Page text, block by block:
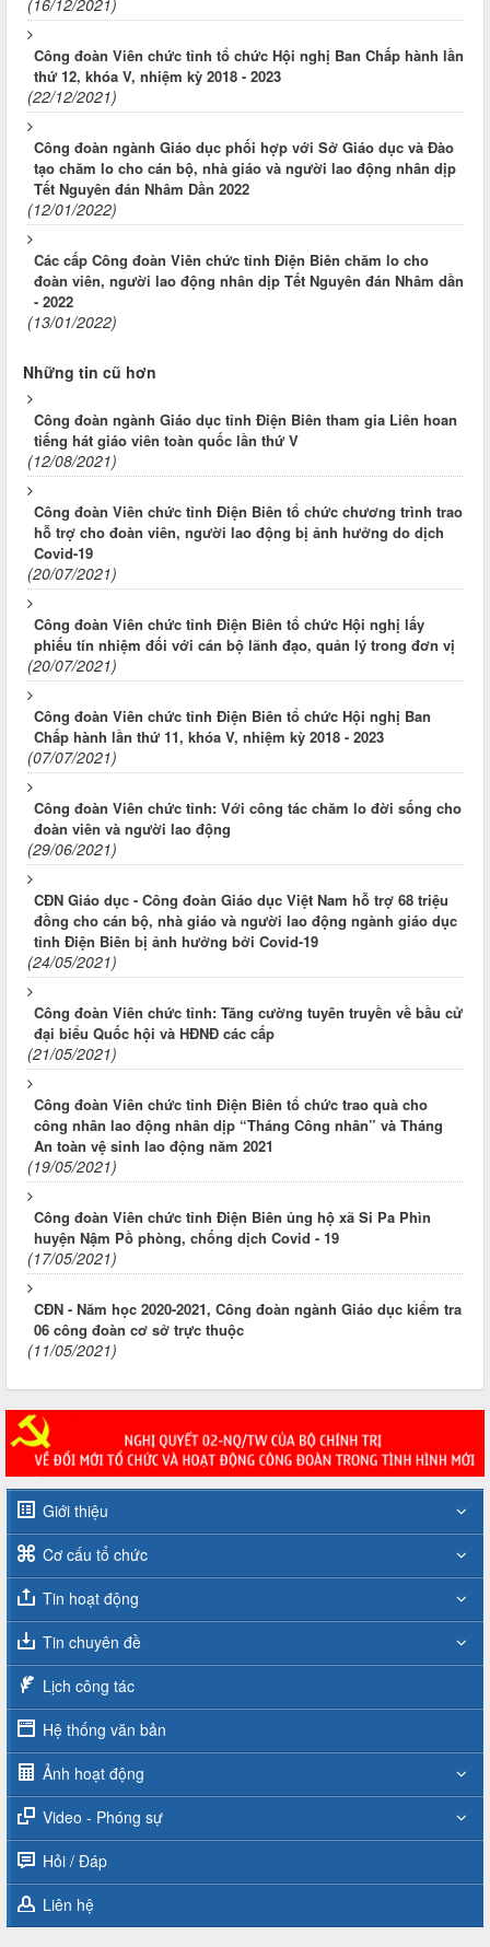
(16/12/2021)
Công đoàn Viên chức tỉnh tổ chức Hội nghị Ban Chấp hành lần
thứ 12, khóa V, nhiệm kỳ 2018 - 2023
(22/12/2021)
Công đoàn ngành Giáo dục phối hợp với Sở Giáo dục và Đào
tạo chăm lo cho cán bộ, nhà giáo và người lao động nhân dịp
Tết Nguyên đán Nhâm Dần 2022
(12/01/2022)
Các cấp Công đoàn Viên chức tỉnh Điện Biên chăm lo cho
đoàn viên, người lao động nhân dịp Tết Nguyên đán Nhâm dần
- 2022
(13/01/2022)
Những tin cũ hơn
Công đoàn ngành Giáo dục tỉnh Điện Biên tham gia Liên hoan
tiếng hát giáo viên toàn quốc lần thứ V
(12/08/2021)
Công đoàn Viên chức tỉnh Điện Biên tổ chức chương trình trao
hỗ trợ cho đoàn viên, người lao động bị ảnh hưởng do dịch
Covid-19
(20/07/2021)
Công đoàn Viên chức tỉnh Điện Biên tổ chức Hội nghị lấy
phiếu tín nhiệm đối với cán bộ lãnh đạo, quản lý trong đơn vị
(20/07/2021)
Công đoàn Viên chức tỉnh Điện Biên tổ chức Hội nghị Ban
Chấp hành lần thứ 11, khóa V, nhiệm kỳ 2018 - 2023
(07/07/2021)
Công đoàn Viên chức tỉnh: Với công tác chăm lo đời sống cho
đoàn viên và người lao động
(29/06/2021)
CĐN Giáo dục - Công đoàn Giáo dục Việt Nam hỗ trợ 68 triệu
đồng cho cán bộ, nhà giáo và người lao động ngành giáo dục
tỉnh Điện Biên bị ảnh hưởng bởi Covid-19
(24/05/2021)
Công đoàn Viên chức tỉnh: Tăng cường tuyên truyền về bầu cử
đại biểu Quốc hội và HĐNĐ các cấp
(21/05/2021)
Công đoàn Viên chức tỉnh Điện Biên tổ chức trao quà cho
công nhân lao động nhân dịp “Tháng Công nhân” và Tháng
An toàn vệ sinh lao động năm 2021
(19/05/2021)
Công đoàn Viên chức tỉnh Điện Biên ủng hộ xã Si Pa Phìn
huyện Nậm Pồ phòng, chống dịch Covid - 19
(17/05/2021)
CĐN - Năm học 2020-2021, Công đoàn ngành Giáo dục kiểm tra
06 công đoàn cơ sở trực thuộc
(11/05/2021)
Giới thiệu
Cơ cấu tổ chức
Tin hoạt động
Tin chuyên đề
Lịch công tác
Hệ thống văn bản
Ảnh hoạt động
Video - Phóng sự
Hỏi / Đáp
Liên hệ